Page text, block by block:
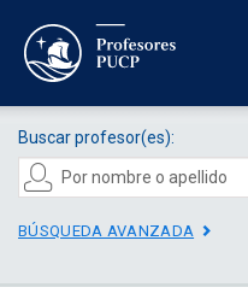
Buscar profesor(es):
BÚSQUEDA AVANZADA